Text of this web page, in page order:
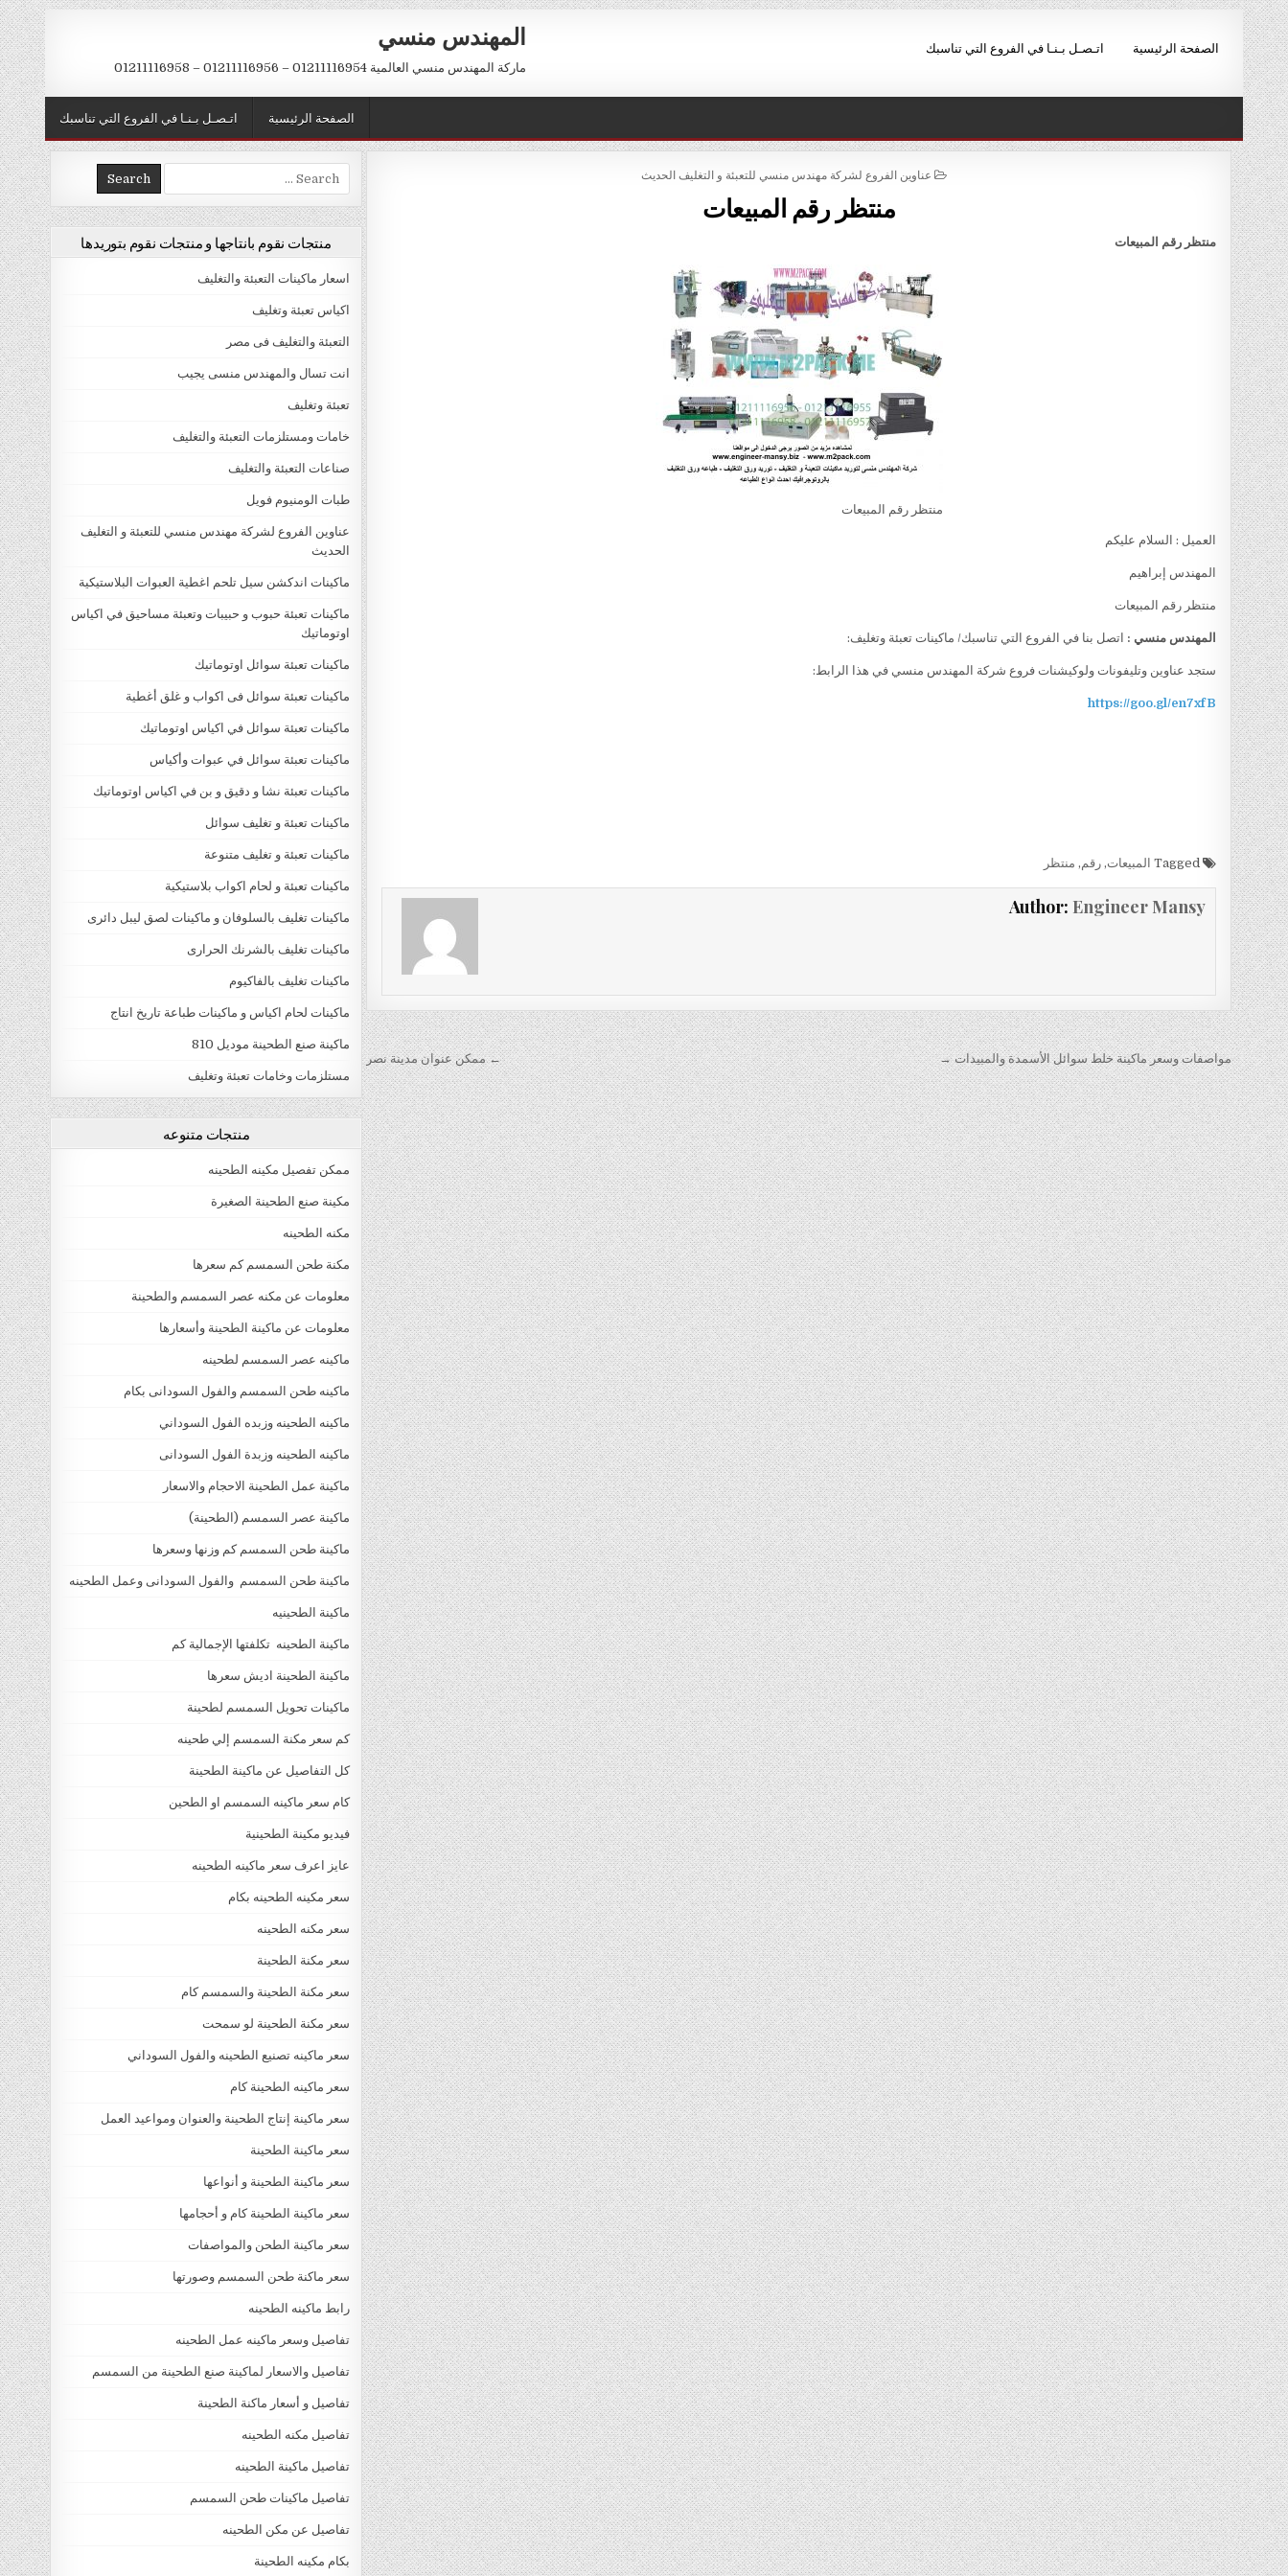
Skip
to
content
المهندس منسي
ماركة المهندس منسي العالمية 01211116954 – 01211116956 – 01211116958
اتـصـل بـنـا في الفروع التي تناسبك الصفحة الرئيسية
اتـصـل بـنـا في الفروع التي تناسبك الصفحة الرئيسية
POSTED
عناوين الفروع لشركة مهندس منسي للتعبئة و التغليف الحديث
منتظر رقم المبيعات
منتظر رقم المبيعات
منتظر رقم المبيعات
العميل : السلام عليكم
المهندس إبراهيم
منتظر رقم المبيعات
المهندس منسي : اتصل بنا في الفروع التي تناسبك/ ماكينات تعبئة وتغليف:
ستجد عناوين وتليفونات ولوكيشنات فروع شركة المهندس منسي في هذا الرابط:
https://goo.gl/en7xfB
Tagged المبيعات,رقم, منتظر
Author: Engineer Mansy
تصفّح
المقالات
← ممكن عنوان مدينة نصر مواصفات وسعر ماكينة خلط سوائل الأسمدة والمبيدات →
Search
for:
منتجات نقوم بانتاجها و منتجات نقوم بتوريدها
اسعار ماكينات التعبئة والتغليف
اكياس تعبئة وتغليف
التعبئة والتغليف فى مصر
انت تسال والمهندس منسى يجيب
تعبئة وتغليف
خامات ومستلزمات التعبئة والتغليف
صناعات التعبئة والتغليف
طبات الومنيوم فويل
عناوين الفروع لشركة مهندس منسي للتعبئة و التغليف
الحديث
ماكينات اندكشن سيل تلحم اغطية العبوات البلاستيكية
ماكينات تعبئة حبوب و حبيبات وتعبئة مساحيق في اكياس
اوتوماتيك
ماكينات تعبئة سوائل اوتوماتيك
ماكينات تعبئة سوائل فى اكواب و غلق أغطية
ماكينات تعبئة سوائل في اكياس اوتوماتيك
ماكينات تعبئة سوائل في عبوات وأكياس
ماكينات تعبئة نشا و دقيق و بن في اكياس اوتوماتيك
ماكينات تعبئة و تغليف سوائل
ماكينات تعبئة و تغليف متنوعة
ماكينات تعبئة و لحام اكواب بلاستيكية
ماكينات تغليف بالسلوفان و ماكينات لصق ليبل دائرى
ماكينات تغليف بالشرنك الحرارى
ماكينات تغليف بالفاكيوم
ماكينات لحام اكياس و ماكينات طباعة تاريخ انتاج
ماكينة صنع الطحينة موديل 810
مستلزمات وخامات تعبئة وتغليف
منتجات متنوعه
ممكن تفصيل مكينه الطحينه
مكينة صنع الطحينة الصغيرة
مكنه الطحينه
مكنة طحن السمسم كم سعرها
معلومات عن مكنه عصر السمسم والطحينة
معلومات عن ماكينة الطحينة وأسعارها
ماكينه عصر السمسم لطحينه
ماكينه طحن السمسم والفول السودانى بكام
ماكينه الطحينه وزبده الفول السوداني
ماكينه الطحينه وزبدة الفول السودانى
ماكينة عمل الطحينة الاحجام والاسعار
ماكينة عصر السمسم (الطحينة)
ماكينة طحن السمسم كم وزنها وسعرها
ماكينة طحن السمسم والفول السودانى وعمل الطحينه
ماكينة الطحينيه
ماكينة الطحينه تكلفتها الإجمالية كم
ماكينة الطحينة اديش سعرها
ماكينات تحويل السمسم لطحينة
كم سعر مكنة السمسم إلي طحينه
كل التفاصيل عن ماكينة الطحينة
كام سعر ماكينه السمسم او الطحين
فيديو مكينة الطحينية
عايز اعرف سعر ماكينه الطحينه
سعر مكينه الطحينه بكام
سعر مكنه الطحينه
سعر مكنة الطحينة
سعر مكنة الطحينة والسمسم كام
سعر مكنة الطحينة لو سمحت
سعر ماكينه تصنيع الطحينه والفول السوداني
سعر ماكينه الطحينة كام
سعر ماكينة إنتاج الطحينة والعنوان ومواعيد العمل
سعر ماكينة الطحينة
سعر ماكينة الطحينة و أنواعها
سعر ماكينة الطحينة كام و أحجامها
سعر ماكينة الطحن والمواصفات
سعر ماكنة طحن السمسم وصورتها
رابط ماكينه الطحينه
تفاصيل وسعر ماكينه عمل الطحينه
تفاصيل والاسعار لماكينة صنع الطحينة من السمسم
تفاصيل و أسعار ماكنة الطحينة
تفاصيل مكنه الطحينه
تفاصيل ماكينة الطحينه
تفاصيل ماكينات طحن السمسم
تفاصيل عن مكن الطحينه
بكام مكينه الطحينة